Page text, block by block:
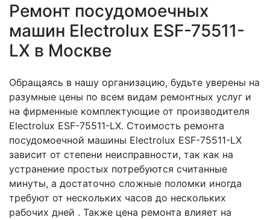
Ремонт посудомоечных
машин Electrolux ESF-75511-
LX в Москве
Обращаясь в нашу организацию, будьте уверены на
разумные цены по всем видам ремонтных услуг и
на фирменные комплектующие от производителя
Electrolux ESF-75511-LX. Стоимость ремонта
посудомоечной машины Electrolux ESF-75511-LX
зависит от степени неисправности, так как на
устранение простых потребуются считанные
минуты, а достаточно сложные поломки иногда
требуют от нескольких часов до нескольких
рабочих дней . Также цена ремонта влияет на